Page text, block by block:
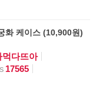
화 케이스 (10,900원)
먹다뜨아
17565